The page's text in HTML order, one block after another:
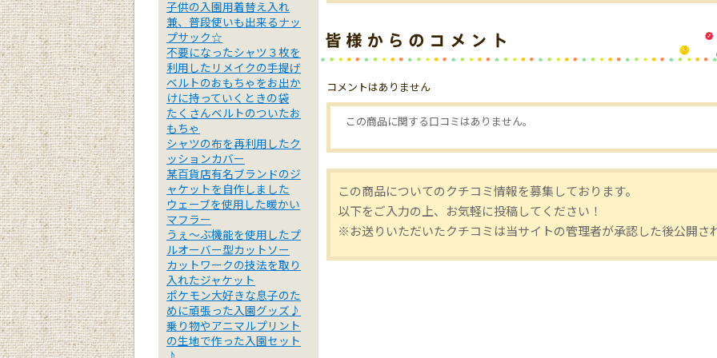
コメントはありません
この商品に関する口コミはありません。
この商品についてのクチコミ情報を募集しております。
以下をご入力の上、お気軽に投稿してください！
※お送りいただいたクチコミは当サイトの管理者が承認した後公開さ
子供の入園用着替え入れ
兼、普段使いも出来るナッ
プサック☆
不要になったシャツ３枚を
利用したリメイクの手提げ
ベルトのおもちゃをお出か
けに持っていくときの袋
たくさんベルトのついたお
もちゃ
シャツの布を再利用したク
ッションカバー
某百貨店有名ブランドのジ
ャケットを自作しました
ウェーブを使用した暖かい
マフラー
うぇ～ぶ機能を使用したプ
ルオーバー型カットソー
カットワークの技法を取り
入れたジャケット
ポケモン大好きな息子のた
めに頑張った入園グッズ♪
乗り物やアニマルプリント
の生地で作った入園セット